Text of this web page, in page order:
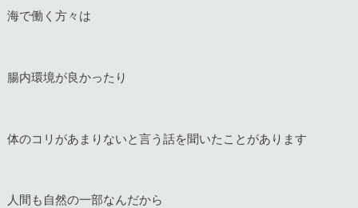
海で働く方々は
腸内環境が良かったり
体のコリがあまりないと言う話を聞いたことがあります
人間も自然の一部なんだから